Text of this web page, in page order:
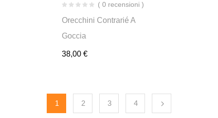
( 0 recensioni )
Orecchini Contrarié A
Goccia
38,00 €
1 2 3 4